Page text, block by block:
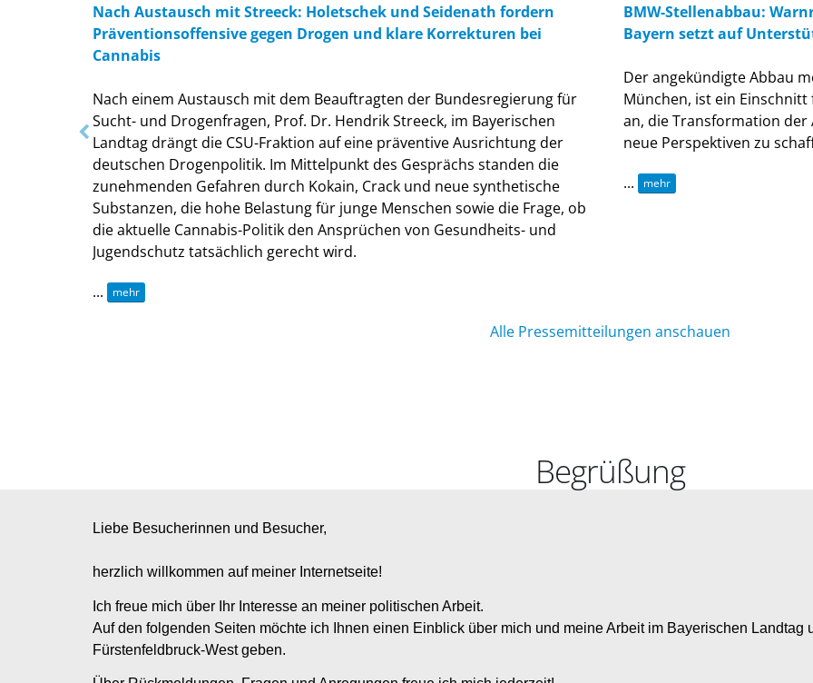
Nach Austausch mit Streeck: Holetschek und Seidenath fordern
Präventionsoffensive gegen Drogen und klare Korrekturen bei
Cannabis
Nach einem Austausch mit dem Beauftragten der Bundesregierung für
Sucht- und Drogenfragen, Prof. Dr. Hendrik Streeck, im Bayerischen
Landtag drängt die CSU-Fraktion auf eine präventive Ausrichtung der
deutschen Drogenpolitik. Im Mittelpunkt des Gesprächs standen die
zunehmenden Gefahren durch Kokain, Crack und neue synthetische
Substanzen, die hohe Belastung für junge Menschen sowie die Frage, ob
die aktuelle Cannabis-Politik den Ansprüchen von Gesundheits- und
Jugendschutz tatsächlich gerecht wird.
...
mehr
BMW-Stellenabbau:
Bayern setzt auf
Der angekündigte Abbau
München, ist ein
an, die Transformation
neue Perspektiven zu
...
mehr
Alle Pressemitteilungen anschauen
Begrüßung
Liebe Besucherinnen und Besucher,
herzlich willkommen auf meiner Internetseite!
Ich freue mich über Ihr Interesse an meiner politischen Arbeit.
Auf den folgenden Seiten möchte ich Ihnen einen Einblick über mich und meine Arbeit im Bayerischen Landtag
Fürstenfeldbruck-West geben.